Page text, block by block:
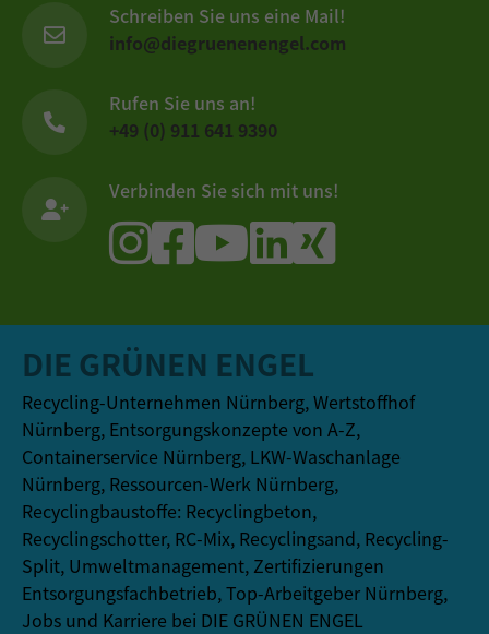
Schreiben Sie uns eine Mail!
info@diegruenenengel.com
Rufen Sie uns an!
+49 (0) 911 641 9390
Verbinden Sie sich mit uns!
DIE GRÜNEN ENGEL
Recycling-Unternehmen Nürnberg, Wertstoffhof
Nürnberg, Entsorgungskonzepte von A-Z,
Containerservice Nürnberg, LKW-Waschanlage
Nürnberg, Ressourcen-Werk Nürnberg,
Recyclingbaustoffe: Recyclingbeton,
Recyclingschotter, RC-Mix, Recyclingsand, Recycling-
Split, Umweltmanagement, Zertifizierungen
Entsorgungsfachbetrieb, Top-Arbeitgeber Nürnberg,
Jobs und Karriere bei DIE GRÜNEN ENGEL